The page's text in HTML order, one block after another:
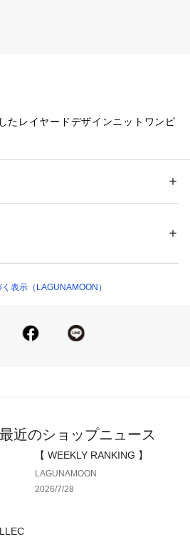
たレイヤードデザインニットワンピ
クラインが程よい抜け感を出し女性
変化をプラス
コート合わせできれいめな印象に
87％ ナイロン13％[インナー]レーヨン50％
表示（LAGUNAMOON）
近のショップニュース
【 WEEKLY RANKING 】
LAGUNAMOON
2026/7/28